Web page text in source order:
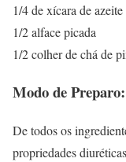
1/4 de xícara de
1/2 alface picada
1/2 colher de chá de
Modo de Preparo:
De todos os
propriedades